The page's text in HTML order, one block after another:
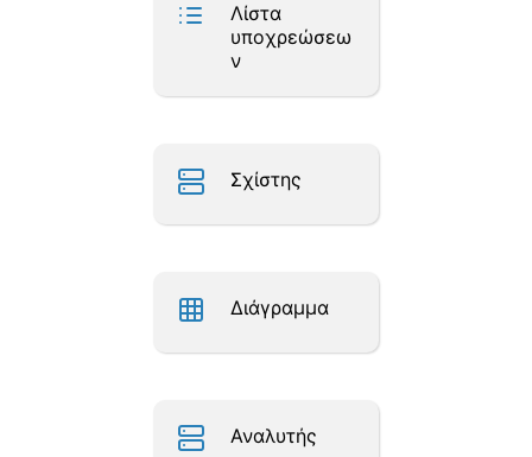
Λίστα
υποχρεώσεω
ν
Σχίστης
Διάγραμμα
Αναλυτής